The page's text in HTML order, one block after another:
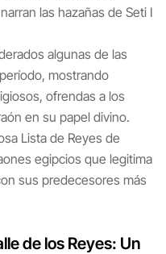
las hazañas de Seti I
algunas de las
mostrando
ofrendas a los
en su papel divino.
Lista de Reyes de
egipcios que legitima
sus predecesores más
de los Reyes: Un